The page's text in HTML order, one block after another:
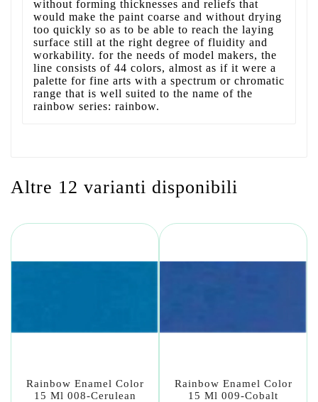
without forming thicknesses and reliefs that
would make the paint coarse and without drying
too quickly so as to be able to reach the laying
surface still at the right degree of fluidity and
workability. for the needs of model makers, the
line consists of 44 colors, almost as if it were a
palette for fine arts with a spectrum or chromatic
range that is well suited to the name of the
rainbow series: rainbow.
Altre 12 varianti disponibili
Rainbow Enamel Color
15 Ml 008-Cerulean
Rainbow Enamel Color
15 Ml 009-Cobalt